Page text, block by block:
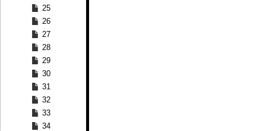
25
26
27
28
29
30
31
32
33
34